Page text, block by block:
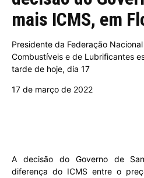
mais ICMS, em
Presidente da Federação
Combustíveis e de Lubrificantes
tarde de hoje, dia 17
17 de março de 2022
A decisão do Governo de
diferença do ICMS entre o